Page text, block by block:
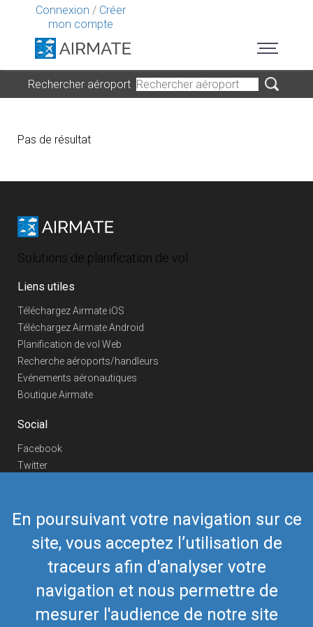
Connexion / Créer
mon compte
En poursuivant votre navigation sur ce
site, vous acceptez l’utilisation de
traceurs afin d'analyser votre
navigation et nous permettre de
mesurer l'audience de notre site
Rechercher aéroport
Pas de résultat
Solutions de planification de vol
Liens utiles
Téléchargez Airmate iOS
Téléchargez Airmate Android
Planification de vol Web
Recherche aéroports/handleurs
Evénements aéronautiques
Boutique Airmate
Social
Facebook
Twitter
Telegram
Nous contacter
Téléphone Europe +352 26441835
Téléphone US/Canada
418-592-8862
airmate@airmate.aero
(c) Myriel Aviation SA